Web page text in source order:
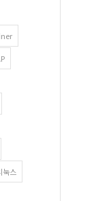
눅스